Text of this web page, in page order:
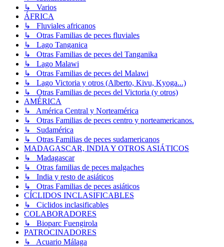
↳ Varios
ÁFRICA
↳ Fluviales africanos
↳ Otras Familias de peces fluviales
↳ Lago Tanganica
↳ Otras Familias de peces del Tanganika
↳ Lago Malawi
↳ Otras Familias de peces del Malawi
↳ Lago Victoria y otros (Alberto, Kivu, Kyoga...)
↳ Otras Familias de peces del Victoria (y otros)
AMÉRICA
↳ América Central y Norteamérica
↳ Otras Familias de peces centro y norteamericanos.
↳ Sudamérica
↳ Otras Familias de peces sudamericanos
MADAGASCAR, INDIA Y OTROS ASIÁTICOS
↳ Madagascar
↳ Otras familias de peces malgaches
↳ India y resto de asiáticos
↳ Otras Familias de peces asiáticos
CÍCLIDOS INCLASIFICABLES
↳ Ciclidos inclasificables
COLABORADORES
↳ Bioparc Fuengirola
PATROCINADORES
↳ Acuario Málaga